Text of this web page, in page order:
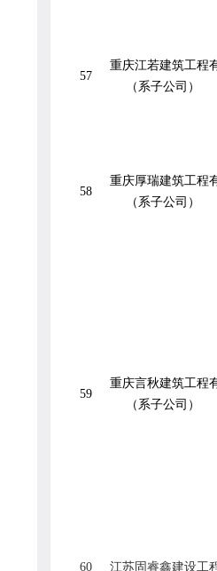
57
重庆江若建筑工程
（系子公司）
58
重庆厚瑞建筑工程
（系子公司）
59
重庆言秋建筑工程
（系子公司）
60 江苏固睿鑫建设工